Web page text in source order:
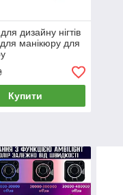
дизайну нігтів
манікюру для
Купити